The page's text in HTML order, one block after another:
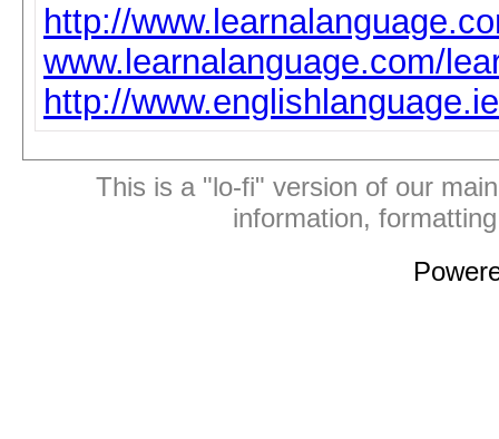
http://
www.learnalanguage.com/
http://
This is a "lo-fi" version of our
information,